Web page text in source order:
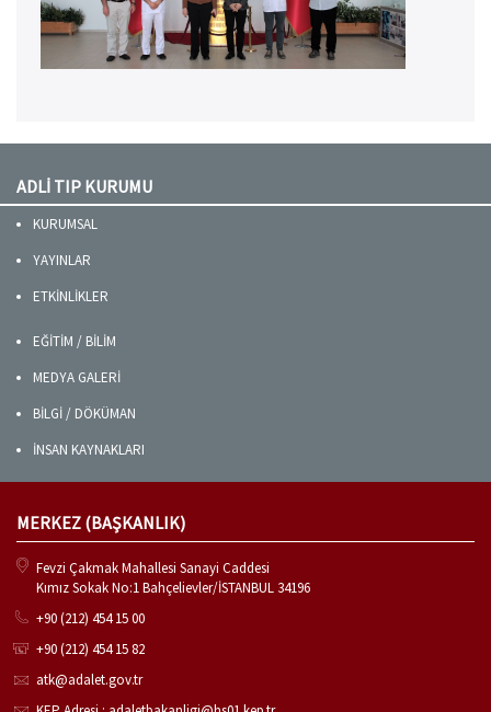
ADLİ TIP KURUMU
KURUMSAL
YAYINLAR
ETKİNLİKLER
EĞİTİM / BİLİM
MEDYA GALERİ
BİLGİ / DÖKÜMAN
İNSAN KAYNAKLARI
MERKEZ (BAŞKANLIK)
Fevzi Çakmak Mahallesi Sanayi Caddesi
Kımız Sokak No:1 Bahçelievler/İSTANBUL 34196
+90 (212) 454 15 00
+90 (212) 454 15 82
atk@adalet.gov.tr